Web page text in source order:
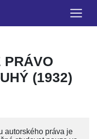
PRÁVO
(1932)
autorského práva je